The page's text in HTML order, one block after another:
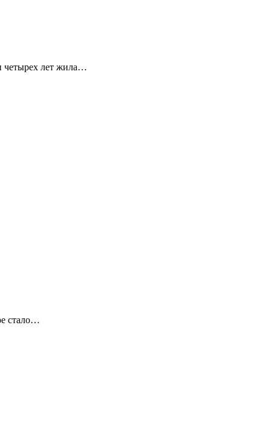
четырех лет жила…
стало…